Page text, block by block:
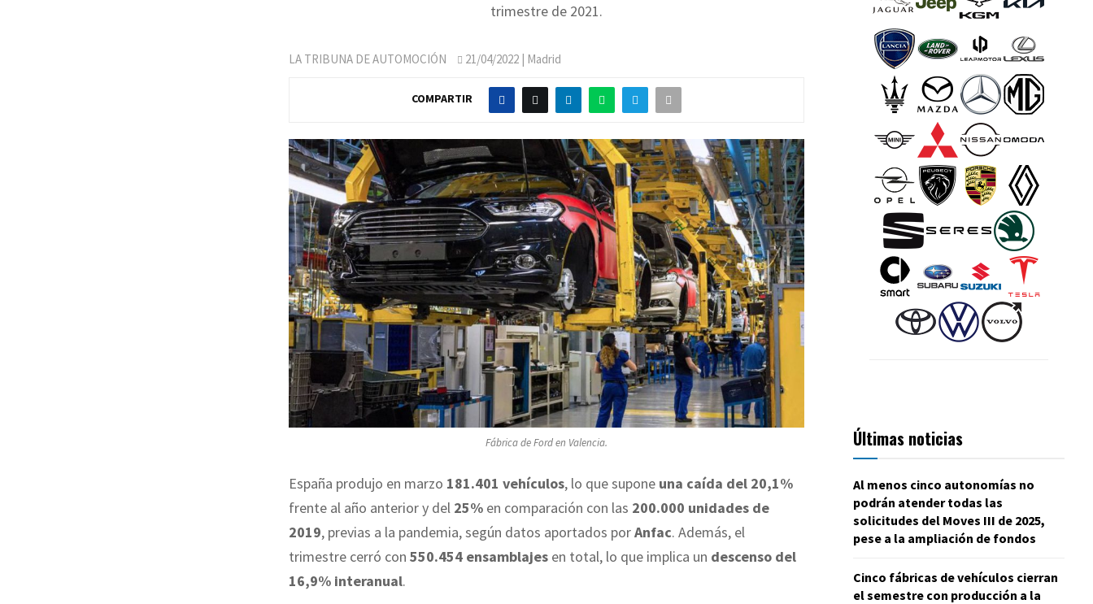
trimestre de 2021.
LA TRIBUNA DE AUTOMOCIÓN 21/04/2022 | Madrid
COMPARTIR
Fábrica de Ford en Valencia.
España produjo en marzo 181.401 vehículos, lo que supone una caída del 20,1%
frente al año anterior y del 25% en comparación con las 200.000 unidades de
2019, previas a la pandemia, según datos aportados porAnfac. Además, el
trimestre cerró con 550.454 ensamblajes en total, lo que implica un descenso del
16,9% interanual.
Últimas noticias
Al menos cinco autonomías no
podrán atender todas las
solicitudes del Moves III de 2025,
pese a la ampliación de fondos
Cinco fábricas de vehículos cierran
el semestre con producción a la